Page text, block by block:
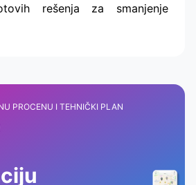
rešenja za smanjenje
PROCENU I TEHNIČKI PLAN